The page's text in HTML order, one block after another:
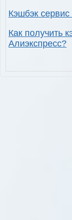
Кэшбэк
Как получить
Алиэкспресс?